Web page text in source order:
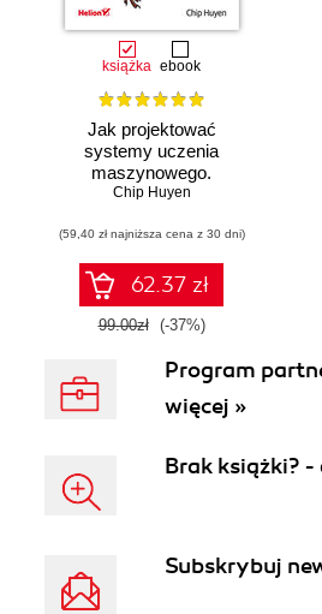
książka ebook
Jak projektować
systemy uczenia
maszynowego.
Iteracyjne
gotowych do pracy
Chip Huyen
(59,40 zł najniższa cena z 30 dni)
62.37 zł
99.00zł (-37%)
Program
więcej »
Brak książki? -
Subskrybuj